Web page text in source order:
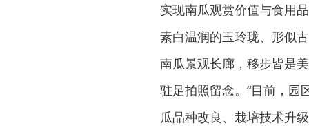
实现南瓜观赏价值与食用
素白温润的玉玲珑、形似
南瓜景观长廊，移步皆是
驻足拍照留念。“目前，园
瓜品种改良、栽培技术升